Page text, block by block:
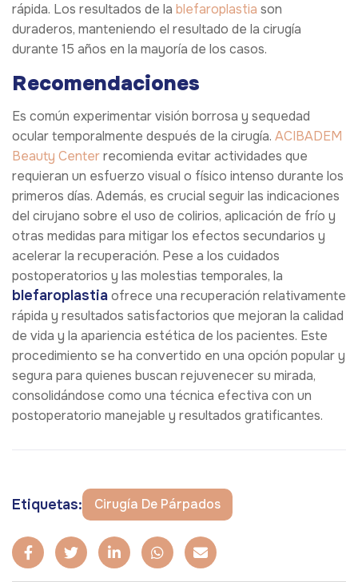
rápida. Los resultados de la blefaroplastia son
duraderos, manteniendo el resultado de la cirugía
durante 15 años en la mayoría de los casos.
Recomendaciones
Es común experimentar visión borrosa y sequedad
ocular temporalmente después de la cirugía. ACIBADEM
Beauty Centerrecomienda evitar actividades que
requieran un esfuerzo visual o físico intenso durante los
primeros días. Además, es crucial seguir las indicaciones
del cirujano sobre el uso de colirios, aplicación de frío y
otras medidas para mitigar los efectos secundarios y
acelerar la recuperación. Pese a los cuidados
postoperatorios y las molestias temporales, la
blefaroplastiaofrece una recuperación relativamente
rápida y resultados satisfactorios que mejoran la calidad
de vida y la apariencia estética de los pacientes. Este
procedimiento se ha convertido en una opción popular y
segura para quienes buscan rejuvenecer su mirada,
consolidándose como una técnica efectiva con un
postoperatorio manejable y resultados gratificantes.
Etiquetas: Cirugía De Párpados